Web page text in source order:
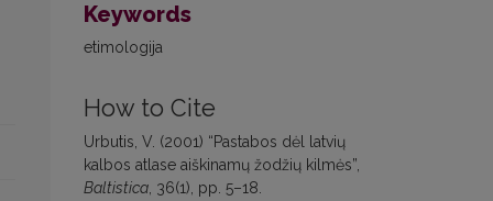
Keywords
etimologija
How to Cite
Urbutis, V. (2001) “Pastabos dėl latvių
kalbos atlase aiškinamų žodžių kilmės”,
Baltistica , 36(1), pp. 5–18.